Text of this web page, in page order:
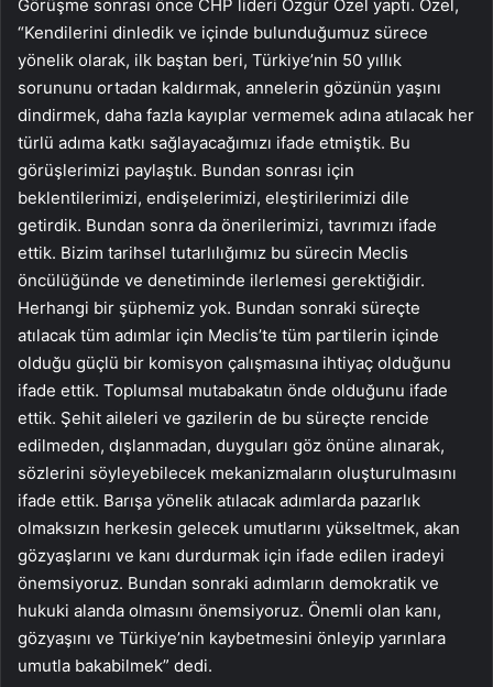
Görüşme sonrası önce CHP lideri Özgür Özel yaptı. Özel,
“Kendilerini dinledik ve içinde bulunduğumuz sürece
yönelik olarak, ilk baştan beri, Türkiye’nin 50 yıllık
sorununu ortadan kaldırmak, annelerin gözünün yaşını
dindirmek, daha fazla kayıplar vermemek adına atılacak her
türlü adıma katkı sağlayacağımızı ifade etmiştik. Bu
görüşlerimizi paylaştık. Bundan sonrası için
beklentilerimizi, endişelerimizi, eleştirilerimizi dile
getirdik. Bundan sonra da önerilerimizi, tavrımızı ifade
ettik. Bizim tarihsel tutarlılığımız bu sürecin Meclis
öncülüğünde ve denetiminde ilerlemesi gerektiğidir.
Herhangi bir şüphemiz yok. Bundan sonraki süreçte
atılacak tüm adımlar için Meclis’te tüm partilerin içinde
olduğu güçlü bir komisyon çalışmasına ihtiyaç olduğunu
ifade ettik. Toplumsal mutabakatın önde olduğunu ifade
ettik. Şehit aileleri ve gazilerin de bu süreçte rencide
edilmeden, dışlanmadan, duyguları göz önüne alınarak,
sözlerini söyleyebilecek mekanizmaların oluşturulmasını
ifade ettik. Barışa yönelik atılacak adımlarda pazarlık
olmaksızın herkesin gelecek umutlarını yükseltmek, akan
gözyaşlarını ve kanı durdurmak için ifade edilen iradeyi
önemsiyoruz. Bundan sonraki adımların demokratik ve
hukuki alanda olmasını önemsiyoruz. Önemli olan kanı,
gözyaşını ve Türkiye’nin kaybetmesini önleyip yarınlara
umutla bakabilmek” dedi.